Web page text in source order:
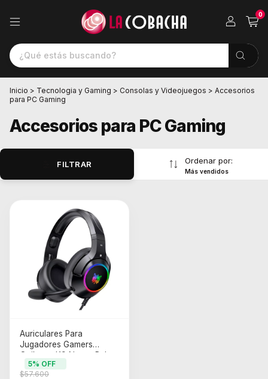
0
Inicio > Tecnologia y Gaming > Consolas y Videojuegos > Accesorios
para PC Gaming
Accesorios para PC Gaming
FILTRAR Ordenar por:
Más vendidos
Auriculares Para
Jugadores Gamers
Onikuma K9 Negro Rgb
Color Negro/rgb
$57.600
5% OFF